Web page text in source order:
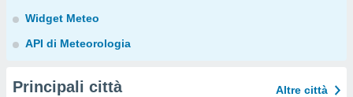
Widget Meteo
API di Meteorologia
Principali città Altre città